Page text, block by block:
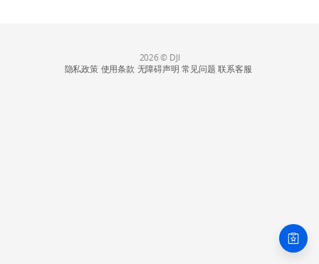
2026 © DJI
隐私政策 使用条款 无障碍声明 常见问题 联系客服